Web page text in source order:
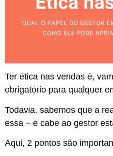
Ter ética nas vendas é,
obrigatório para qualquer
Todavia, sabemos que a
essa – e cabe ao gestor
Aqui, 2 pontos são